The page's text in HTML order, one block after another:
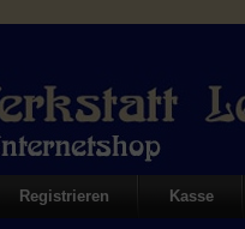
Registrieren Kasse